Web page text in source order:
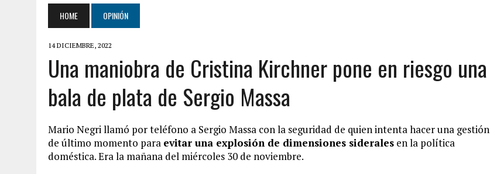
LEY DE TIERRAS: EL SENADO VUELVE A DARLE UN GOLPE DE REALIDAD A JAVIER MILEI Y ELIMINÓ EL CAPÍTULO QUE ABRIÓ EL DEBATE
6 AGOSTO, 2026 | TRES GOBERNADORES INFLUYERON EN EL SENADO Y LE DIERON EL GOLPE DE GRACIA A LA EXTRANJERIZACIÓN DE TIERRAS
6 AGOSTO, 2026
MARRUECOS POR APOYO
HOME OPINIÓN
14 DICIEMBRE, 2022
Una maniobra de Cristina Kirchner pone en riesgo una
bala de plata de Sergio Massa
Mario Negri llamó por teléfono a Sergio Massa con la seguridad de quien intenta hacer una gestión
de último momento para evitar una explosión de dimensiones siderales en la política
doméstica. Era la mañana del miércoles 30 de noviembre.